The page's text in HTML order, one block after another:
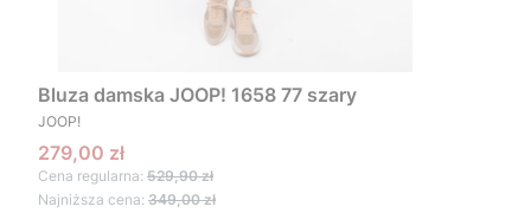
Bluza damska JOOP! 1658 77 szary
PRODUCENT
JOOP!
Cena promocyjna
279,00 zł
Cena regularna: 529,90 zł
Najniższa cena: 349,00 zł